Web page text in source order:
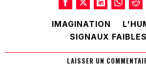
IMAGINATION
SIGNAUX FAIBLES
LAISSER UN